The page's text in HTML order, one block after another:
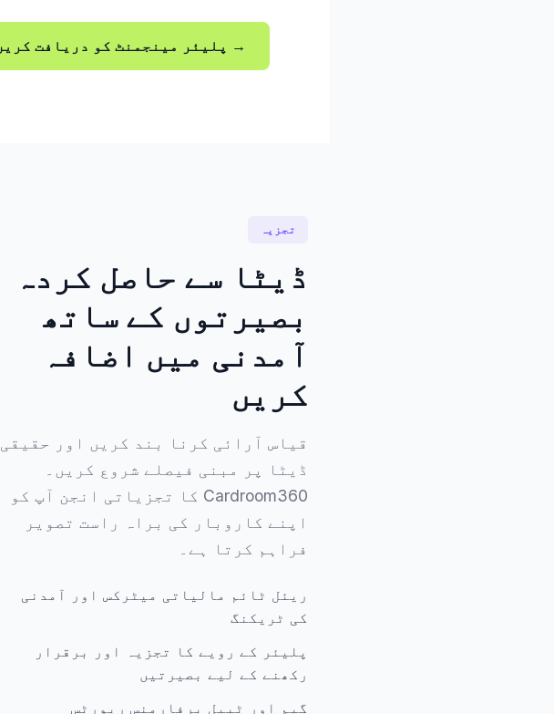
پلیئر مینجمنٹ کو دریافت کریں →
تجزیہ
ڈیٹا سے حاصل کردہ
بصیرتوں کے ساتھ
آمدنی میں اضافہ
کریں
قیاس آرائی کرنا بند کریں اور حقیقی
ڈیٹا پر مبنی فیصلے شروع کریں۔
Cardroom360 کا تجزیاتی انجن آپ کو
اپنے کاروبار کی براہ راست تصویر
فراہم کرتا ہے۔
ریئل ٹائم مالیاتی میٹرکس اور آمدنی
کی ٹریکنگ
پلیئر کے رویے کا تجزیہ اور برقرار
رکھنے کے لیے بصیرتیں
گیم اور ٹیبل پرفارمنس رپورٹس